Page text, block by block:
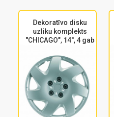
Dekoratīvo disku
uzliku komplekts
"CHICAGO", 14'', 4 gab